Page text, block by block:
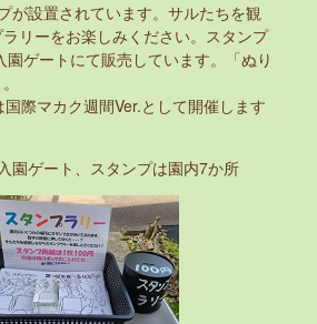
が設置されています。サルたちを観
リーをお楽しみください。スタンプ
ゲートにて販売しています。「ぬり
際マカク週間Ver.として開催します
園ゲート、スタンプは園内7か所